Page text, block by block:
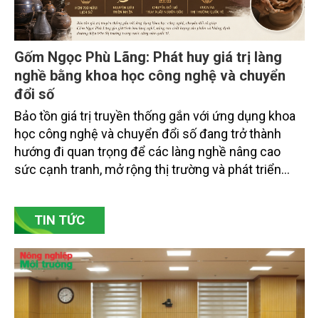
Gốm Ngọc Phù Lãng: Phát huy giá trị làng
nghề bằng khoa học công nghệ và chuyển
đổi số
Bảo tồn giá trị truyền thống gắn với ứng dụng khoa
học công nghệ và chuyển đổi số đang trở thành
hướng đi quan trọng để các làng nghề nâng cao
sức cạnh tranh, mở rộng thị trường và phát triển
Bắc Ninh, nhiều nghệ nhân và cơ sở sản xuất đã
chủ động đổi mới tư duy, đầu tư công nghệ, xây
TIN TỨC